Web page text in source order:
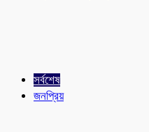
সর্বশেষ
জনপ্রিয়